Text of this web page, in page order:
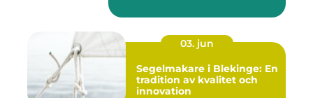
03. jun
Segelmakare i Blekinge: En
tradition av kvalitet och
innovation